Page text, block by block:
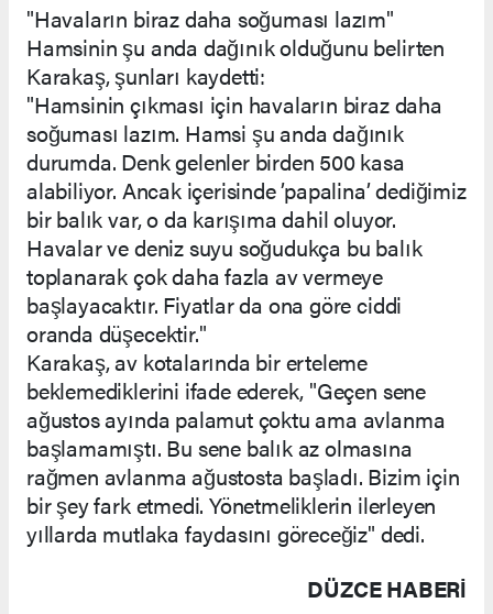
"Havaların biraz daha soğuması lazım"
Hamsinin şu anda dağınık olduğunu belirten
Karakaş, şunları kaydetti:
"Hamsinin çıkması için havaların biraz daha
soğuması lazım. Hamsi şu anda dağınık
durumda. Denk gelenler birden 500 kasa
alabiliyor. Ancak içerisinde ’papalina’ dediğimiz
bir balık var, o da karışıma dahil oluyor.
Havalar ve deniz suyu soğudukça bu balık
toplanarak çok daha fazla av vermeye
başlayacaktır. Fiyatlar da ona göre ciddi
oranda düşecektir."
Karakaş, av kotalarında bir erteleme
beklemediklerini ifade ederek, "Geçen sene
ağustos ayında palamut çoktu ama avlanma
başlamamıştı. Bu sene balık az olmasına
rağmen avlanma ağustosta başladı. Bizim için
bir şey fark etmedi. Yönetmeliklerin ilerleyen
yıllarda mutlaka faydasını göreceğiz" dedi.
DÜZCE HABERİ